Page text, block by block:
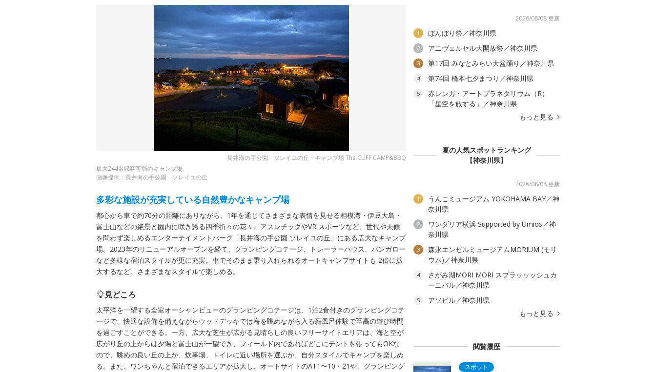
長井海の手公園 ソレイユの丘・キャンプ場 The CLIFF CAMP&BBQ
最大244名収容可能のキャンプ場
画像提供：長井海の手公園 ソレイユの丘
多彩な施設が充実している自然豊かなキャンプ場
都心から車で約70分の距離にありながら、1年を通じてさまざまな表情を見せる相模湾・伊豆大島・
富士山などの絶景と園内に咲き誇る四季折々の花々、アスレチックやVR スポーツなど、世代や天候
を問わず楽しめるエンターテイメントパーク「長井海の手公園 ソレイユの丘」にある広大なキャンプ
場。2023年のリニューアルオープンを経て、グランピングコテージ、トレーラーハウス、バンガロー
など多様な宿泊スタイルが更に充実。車でそのまま乗り入れられるオートキャンプサイトも 2倍に拡
大するなど、さまざまなスタイルで楽しめる。
見どころ
太平洋を一望する全室オーシャンビューのグランピングコテージは、1泊2食付きのグランピングコテ
ージで、快適な設備を備えながらウッドデッキでは海を眺めながら入る薪風呂体験で至高の遊び時間
を過ごすことができる。一方、広大な芝生が広がる見晴らしの良いフリーサイトエリアは、海と空が
広がり丘の上からは夕陽と富士山が一望でき、フィールド内であればどこにテントを張ってもOKな
ので、眺めの良い丘の上か、炊事場、トイレに近い場所を選ぶか、自分スタイルでキャンプを楽しめ
る。また、ワンちゃんと宿泊できるエリアが拡大し、オートサイトのAT1〜10・21や、グランピング
2026/08/08 更新
1 ぼんぼり祭／神奈川県
2 アニヴェルセル大開放祭／神奈川県
3 第17回 みなとみらい大盆踊り／神奈川県
4 第74回 橋本七夕まつり／神奈川県
5
赤レンガ・アートプラネタリウム（R）
「星空を旅する」／神奈川県
もっと見る
夏の人気スポットランキング
【神奈川県】
2026/08/08 更新
1
うんこミュージアム YOKOHAMA BAY／神
奈川県
2
ワンダリア横浜 Supported by Umios／神
奈川県
3
森永エンゼルミュージアムMORIUM (モリ
ウム)／神奈川県
4
さがみ湖MORI MORI スプラッッッシュカ
ーニバル／神奈川県
5
アソビル／神奈川県
もっと見る
閲覧履歴